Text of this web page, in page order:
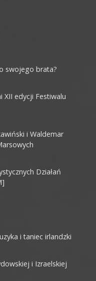
swojego brata?
XII edycji Festiwalu
i Waldemar
Działań
i taniec irlandzki
i Izraelskiej